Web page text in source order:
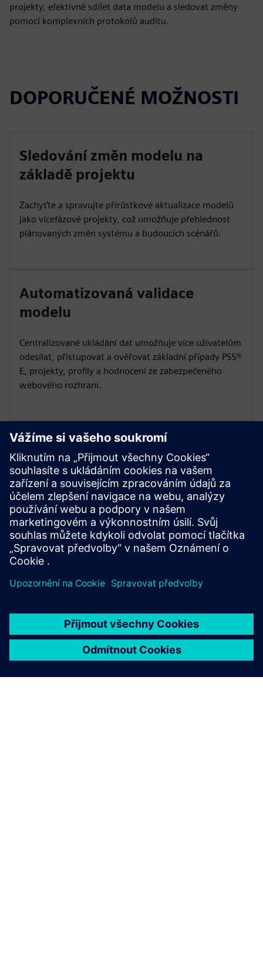
projekty, efektivně sdílet data modelu a sledovat změny
pomocí komplexních protokolů auditu.
DOPORUČENÉ MOŽNOSTI
Sledování změn modelu na
základě projektu
Zachyťte a spravujte přírůstkové aktualizace modelů
jako vícefázové projekty, což umožňuje přehlednost
plánovaných změn systému a budoucích scénářů.
Automatizovaná validace
modelu
Centralizované ukládání dat umožňuje více uživatelům
odesílat, přistupovat a ověřovat základní případy PSS®
E, projekty, profily a hodnocení ze zabezpečeného
webového rozhraní.
Montáž pouzdra na vyžádání
Automaticky sestavujte kompletní, připravené k
simulaci plánovací případy pro libovolné datum studie
pomocí integrovaných dat projektu, profilu a
hodnocení.